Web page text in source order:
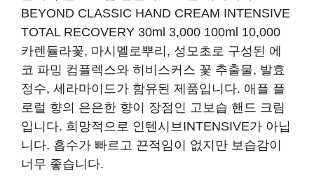
BEYOND CLASSIC HAND CREAM INTENSIVE
TOTAL RECOVERY 30ml 3,000 100ml 10,000
카렌듈라꽃, 마시멜로뿌리, 성모초로 구성된 에
코 파밍 컴플렉스와 히비스커스 꽃 추출물, 발효
정수, 세라마이드가 함유된 제품입니다. 애플 플
로럴 향의 은은한 향이 장점인 고보습 핸드 크림
입니다. 희망적으로 인텐시브INTENSIVE가 아닙
니다. 흡수가 빠르고 끈적임이 없지만 보습감이
너무 좋습니다.